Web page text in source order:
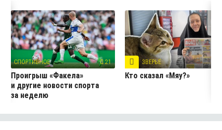
СПОРТИВНОЕ 21
Проигрыш «Факела»
и другие новости спорта
за неделю
ЗВЕРЬЁ
Кто сказал «Мяу?»